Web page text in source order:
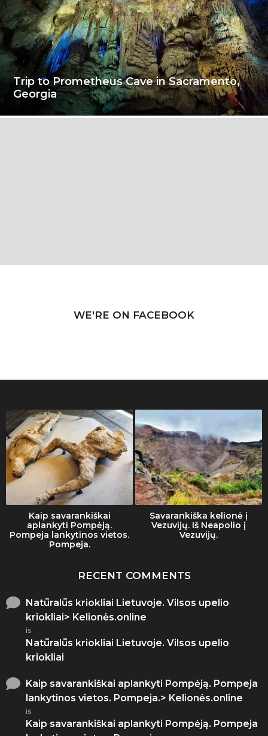
Trip to Prometheus Cave in Sacramento,
Georgia
WE'RE ON FACEBOOK
Kaip savarankiškai
aplankyti Pompėją.
Pompeja lankytinos vietos.
Pompeja.
Savarankiška kelionė į
Vezuvijų. Iš Neapolio į
Vezuvijų.
RECENT COMMENTS
Natūralūs kriokliai Lietuvoje. Vilsos upelio
kriokliai> Kelionės.online
is
Natūralūs kriokliai Lietuvoje. Vilsos upelio
kriokliai
Kaip savarankiškai aplankyti Pompėją. Pompeja
lankytinos vietos. Pompeja.> Kelionės.online
is
Kaip savarankiškai aplankyti Pompėją. Pompeja